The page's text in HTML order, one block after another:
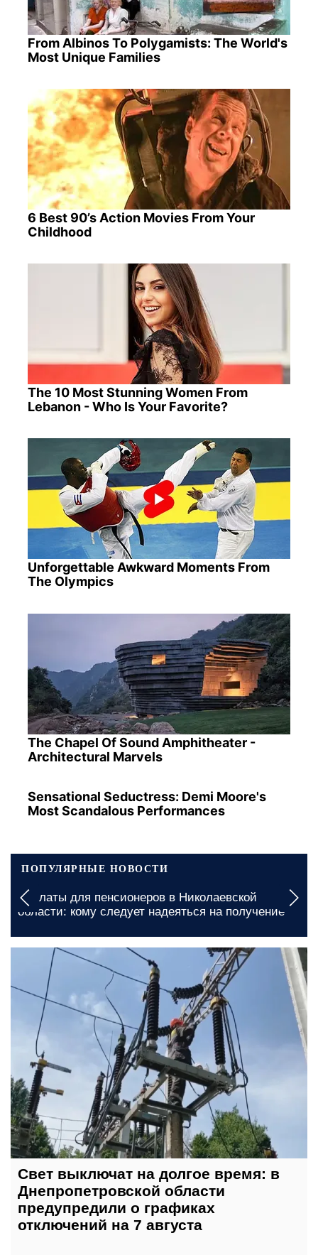
From Albinos To Polygamists: The World's
Most Unique Families
6 Best 90’s Action Movies From Your
Childhood
The 10 Most Stunning Women From
Lebanon - Who Is Your Favorite?
Unforgettable Awkward Moments From
The Olympics
The Chapel Of Sound Amphitheater -
Architectural Marvels
Sensational Seductress: Demi Moore's
Most Scandalous Performances
ПОПУЛЯРНЫЕ НОВОСТИ
В Черниговской области вводят многочасовые
ограничения: где ждут графики отключения света
на 6 и 7 августа
сегодня, 17:40
Свет выключат на долгое время: в
Днепропетровской области
предупредили о графиках
отключений на 7 августа